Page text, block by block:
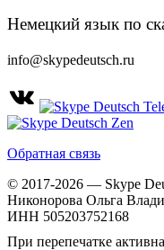
Немецкий язык по
info@skypedeutsch.ru
Обратная связь
© 2017-2026 — Skype
Никонорова Ольга
ИНН 505203752168
При перепечатке